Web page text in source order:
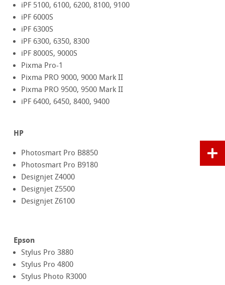
iPF 5100, 6100, 6200, 8100, 9100
iPF 6000S
iPF 6300S
iPF 6300, 6350, 8300
iPF 8000S, 9000S
Pixma Pro-1
Pixma PRO 9000, 9000 Mark II
Pixma PRO 9500, 9500 Mark II
iPF 6400, 6450, 8400, 9400
HP
Photosmart Pro B8850
Photosmart Pro B9180
Designjet Z4000
Designjet Z5500
Designjet Z6100
Epson
Stylus Pro 3880
Stylus Pro 4800
Stylus Photo R3000